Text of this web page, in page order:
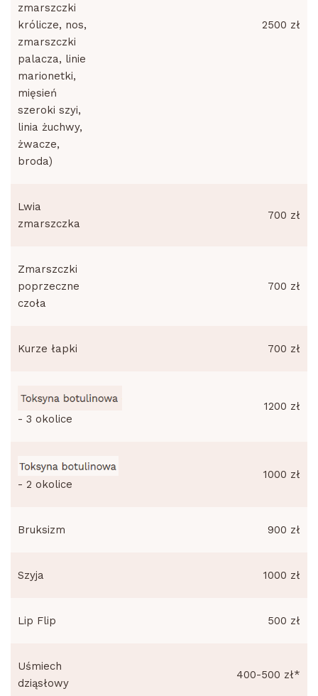
zmarszczki
królicze, nos,
zmarszczki
palacza, linie
marionetki,
mięsień
szeroki szyi,
linia żuchwy,
żwacze,
broda)
2500 zł
Lwia
zmarszczka
700 zł
Zmarszczki
poprzeczne
czoła
700 zł
Kurze łapki 700 zł
- 3 okolice
1200 zł
- 2 okolice
1000 zł
Bruksizm 900 zł
Szyja 1000 zł
Lip Flip 500 zł
Uśmiech
dziąsłowy
400-500 zł*